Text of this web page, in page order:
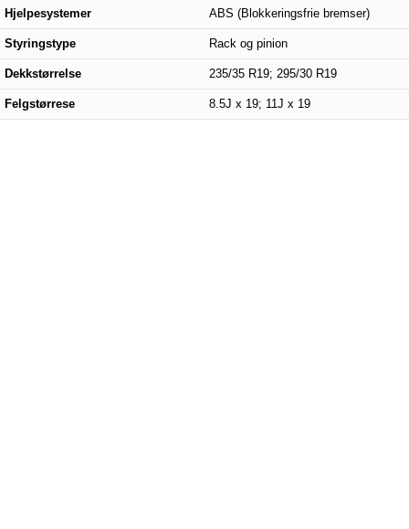
Hjelpesystemer ABS (Blokkeringsfrie bremser)
Styringstype Rack og pinion
Dekkstørrelse 235/35 R19; 295/30 R19
Felgstørrese 8.5J x 19; 11J x 19